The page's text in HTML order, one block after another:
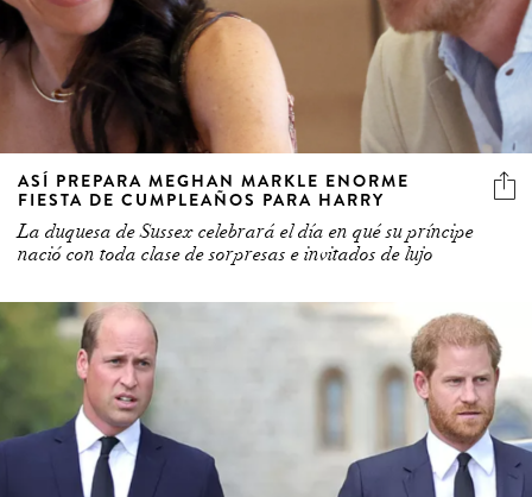
ASÍ PREPARA MEGHAN MARKLE ENORME
FIESTA DE CUMPLEAÑOS PARA HARRY
La duquesa de Sussex celebrará el día en qué su príncipe
nació con toda clase de sorpresas e invitados de lujo